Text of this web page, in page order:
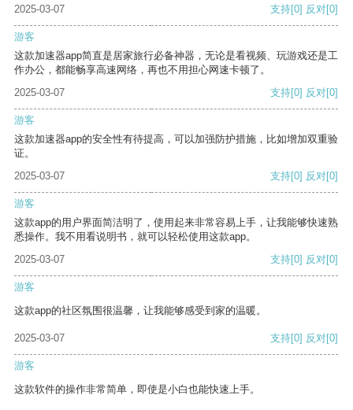
2025-03-07
支持[0] 反对[0]
游客
这款加速器app简直是居家旅行必备神器，无论是看视频、玩游戏还是工
作办公，都能畅享高速网络，再也不用担心网速卡顿了。
2025-03-07
支持[0] 反对[0]
游客
这款加速器app的安全性有待提高，可以加强防护措施，比如增加双重验
证。
2025-03-07
支持[0] 反对[0]
游客
这款app的用户界面简洁明了，使用起来非常容易上手，让我能够快速熟
悉操作。我不用看说明书，就可以轻松使用这款app。
2025-03-07
支持[0] 反对[0]
游客
这款app的社区氛围很温馨，让我能够感受到家的温暖。
2025-03-07 支持[0] 反对[0]
游客
这款软件的操作非常简单，即使是小白也能快速上手。